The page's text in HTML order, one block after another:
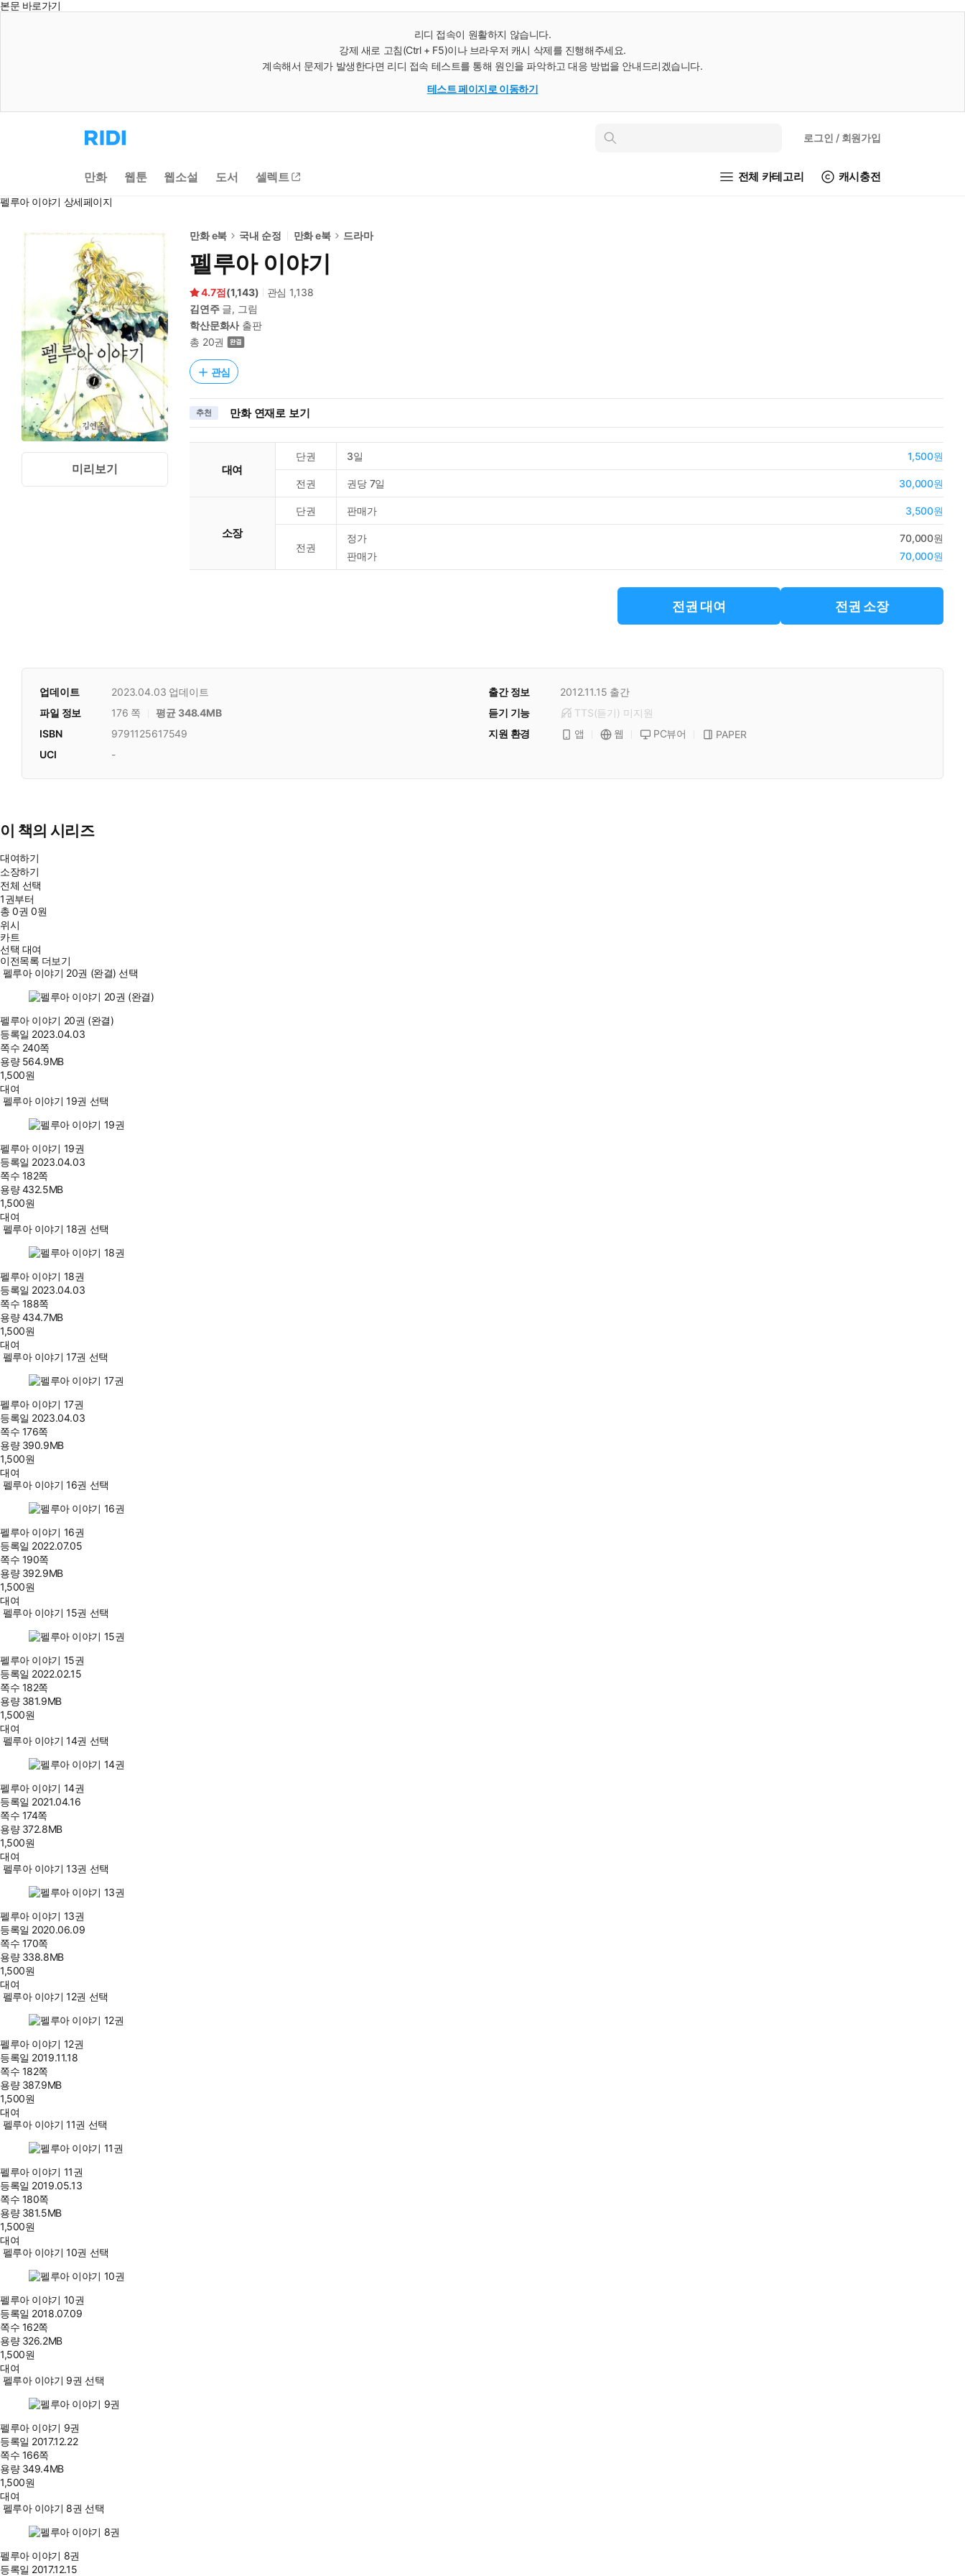
본문 바로가기
리디 접속이 원활하지 않습니다.
강제 새로 고침(Ctrl + F5)이나 브라우저 캐시 삭제를 진행해주세요.
계속해서 문제가 발생한다면 리디 접속 테스트를 통해 원인을 파악하고 대응 방법을 안내드리겠습니다.
테스트 페이지로 이동하기
리
디
으
로
동
인
로그인 / 회원가입
만화 웹툰 웹소설 도서 셀렉트 전체 카테고리 캐시충전
펠루아 이야기 상세페이지
미리보기
만화 e북 국내 순정 만화 e북 드라마
펠루아 이야기
4.7 (1,143) 관심 1,138
김연주글, 그림
학산문화사출판
총 20권
관심
추천 만화 연재로 보기
대여
단권 3일 1,500원
전권 권당 7일 30,000원
소장
단권 판매가 3,500원
전권
정가
70,000원
판매가
70,000원
전권 대여 전권 소장
업데이트 2023.04.03 업데이트 출간 정보 2012.11.15 출간
듣기 기능
TTS(듣기) 미지원
파일 정보 176 쪽
평균 348.4MB
지원 환경
앱 웹 PC뷰어 PAPER
ISBN
9791125617549
UCI
-
이 책의 시리즈
대여하기
소장하기
전체 선택
1권부터
총0권 0원
위시
카트
선택 대여
이전목록 더보기
펠루아 이야기 20권 (완결) 선택
펠루아 이야기 20권 (완결)
등록일 2023.04.03
쪽수 240쪽
용량 564.9MB
1,500원
대여
펠루아 이야기 19권 선택
펠루아 이야기 19권
등록일 2023.04.03
쪽수 182쪽
용량432.5MB
1,500원
대여
펠루아 이야기 18권 선택
펠루아 이야기 18권
등록일 2023.04.03
쪽수 188쪽
용량434.7MB
1,500원
대여
펠루아 이야기 17권 선택
펠루아 이야기 17권
등록일 2023.04.03
쪽수 176쪽
용량 390.9MB
1,500원
대여
펠루아 이야기 16권 선택
펠루아 이야기 16권
등록일 2022.07.05
쪽수 190쪽
용량 392.9MB
1,500원
대여
펠루아 이야기 15권 선택
펠루아 이야기 15권
등록일 2022.02.15
쪽수 182쪽
용량 381.9MB
1,500원
대여
펠루아 이야기 14권 선택
펠루아 이야기 14권
등록일 2021.04.16
쪽수 174쪽
용량 372.8MB
1,500원
대여
펠루아 이야기 13권 선택
펠루아 이야기 13권
등록일 2020.06.09
쪽수 170쪽
용량 338.8MB
1,500원
대여
펠루아 이야기 12권 선택
펠루아 이야기 12권
등록일 2019.11.18
쪽수 182쪽
용량 387.9MB
1,500원
대여
펠루아 이야기 11권 선택
펠루아 이야기 11권
등록일 2019.05.13
쪽수 180쪽
용량 381.5MB
1,500원
대여
펠루아 이야기 10권 선택
펠루아 이야기 10권
등록일 2018.07.09
쪽수 162쪽
용량 326.2MB
1,500원
대여
펠루아 이야기 9권 선택
펠루아 이야기 9권
등록일 2017.12.22
쪽수 166쪽
용량 349.4MB
1,500원
대여
펠루아 이야기 8권 선택
펠루아 이야기 8권
등록일 2017.12.15